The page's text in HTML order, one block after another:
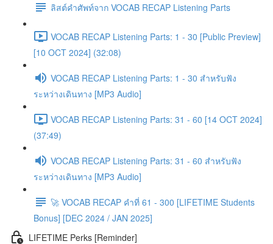
ลิสต์คำศัพท์จาก VOCAB RECAP Listening Parts
VOCAB RECAP Listening Parts: 1 - 30 [Public Preview]
[10 OCT 2024] (32:08)
VOCAB RECAP Listening Parts: 1 - 30 สำหรับฟัง
ระหว่างเดินทาง [MP3 Audio]
VOCAB RECAP Listening Parts: 31 - 60 [14 OCT 2024]
(37:49)
VOCAB RECAP Listening Parts: 31 - 60 สำหรับฟัง
ระหว่างเดินทาง [MP3 Audio]
🚀 VOCAB RECAP คำที่ 61 - 300 [LIFETIME Students
Bonus] [DEC 2024 / JAN 2025]
LIFETIME Perks [Reminder]